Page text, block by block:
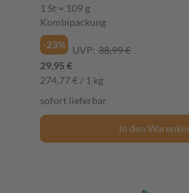
1 St = 109 g
Kombipackung
-23%
UVP: 38,99 €
29,95 €
274,77 € / 1 kg
sofort lieferbar
In den